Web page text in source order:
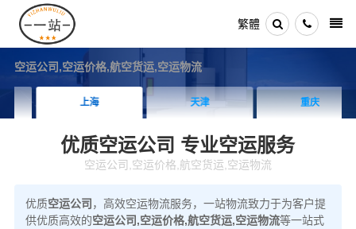
繁體
空运公司,空运价格,航空货运,空运物流
天津 重庆
优质空运公司 专业空运服务
空运公司,空运价格,航空货运,空运物流
优质空运公司 ，高效空运物流服务，一站物流致力于为客户提
供优质高效的空运公司,空运价格,航空货运,空运物流等一站式